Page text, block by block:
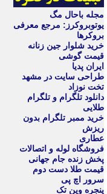
مجله باحال مگ
یوتوبروکرز: مرجع معرفی
بروکرها
خرید شلوار جین زنانه
قیمت گوشی
ایران پدیا
طراحی سایت در مشهد
تخت نوزاد
دانلود تلگرام و تلگرام
طلایی
خرید ممبر تلگرام بدون
ریزش
عطاری
فروشگاه لوله و اتصالات
پخش زنده جام جهانی
قیمت طلا دست دوم
سرور اچ پی
پنجره وین تک